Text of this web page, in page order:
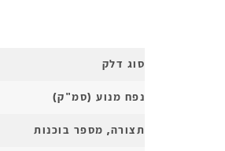
סוג דלק
נפח מנוע (סמ"ק)
תצורה, מספר בוכנות